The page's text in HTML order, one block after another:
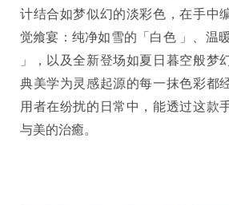
计结合如梦似幻的淡彩色，在手中
觉飨宴：纯净如雪的「白色 」、温
」，以及全新登场如夏日暮空般梦
典美学为灵感起源的每一抹色彩都
用者在纷扰的日常中，能透过这款
与美的治癒。